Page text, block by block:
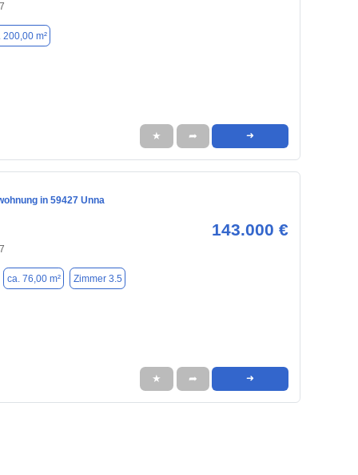
200,00 m²
★ ➦ ➜
in 59427 Unna
143.000 €
ca. 76,00 m² Zimmer 3.5
★ ➦ ➜